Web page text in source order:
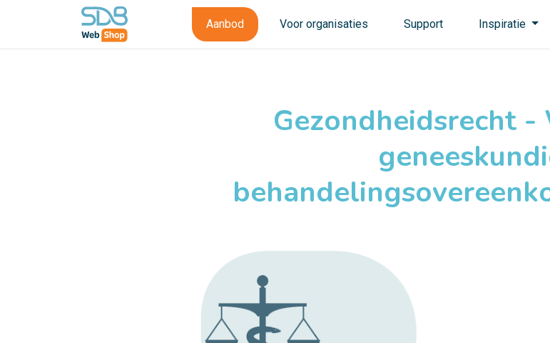
Aanbod Voor organisaties Support Inspiratie
Gezondheidsrecht -